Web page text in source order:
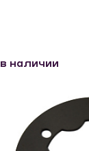
в наличии